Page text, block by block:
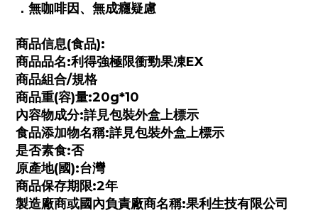
．無咖啡因、無成癮疑慮
商品信息(食品):
商品品名:利得強極限衝勁果凍EX
商品組合/規格
商品重(容)量:20g*10
內容物成分:詳見包裝外盒上標示
食品添加物名稱:詳見包裝外盒上標示
是否素食:否
原產地(國):台灣
商品保存期限:2年
製造廠商或國內負責廠商名稱:果利生技有限公司